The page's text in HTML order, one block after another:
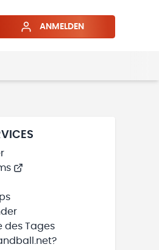
ANMELDEN
des Tages